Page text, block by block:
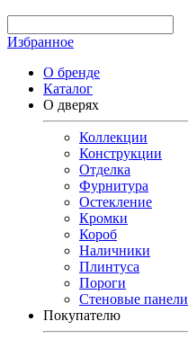
Избранное
О бренде
Каталог
О дверях
Коллекции
Конструкции
Отделка
Фурнитура
Остекление
Кромки
Короб
Наличники
Плинтуса
Пороги
Стеновые панели
Покупателю